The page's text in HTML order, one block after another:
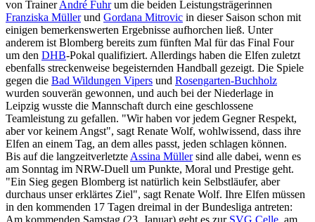
von TrainerAndré Fuhrum die beiden Leistungsträgerinnen
Franziska Müllerund Gordana Mitrovic in dieser Saison schon mit
einigen bemerkenswerten Ergebnisse aufhorchen ließ. Unter
anderem ist Blomberg bereits zum fünften Mal für das Final Four
um den DHB-Pokal qualifiziert. Allerdings haben die Elfen zuletzt
ebenfalls streckenweise begeisternden Handball gezeigt. Die Spiele
gegen die Bad Wildungen Vipers und Rosengarten-Buchholz
wurden souverän gewonnen, und auch bei der Niederlage in
Leipzig wusste die Mannschaft durch eine geschlossene
Teamleistung zu gefallen. "Wir haben vor jedem Gegner Respekt,
aber vor keinem Angst", sagt Renate Wolf, wohlwissend, dass ihre
Elfen an einem Tag, an dem alles passt, jeden schlagen können.
Bis auf die langzeitverletzte Assina Müllersind alle dabei, wenn es
am Sonntag im NRW-Duell um Punkte, Moral und Prestige geht.
"Ein Sieg gegen Blomberg ist natürlich kein Selbstläufer, aber
durchaus unser erklärtes Ziel", sagt Renate Wolf. Ihre Elfen müssen
in den kommenden 17 Tagen dreimal in der Bundesliga antreten:
Am kommenden Samstag (23. Januar) geht es zur SVG Celle, am